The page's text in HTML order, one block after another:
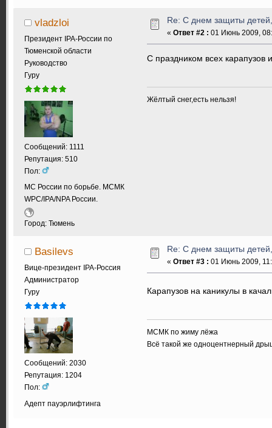
vladzloi
Президент IPA-России по
Тюменской области
Руководство
Гуру
Сообщений: 1111
Репутация: 510
Пол:
МС России по борьбе. МСМК
WPC/IPA/NPA России.
Город: Тюмень
Re: С днем защиты
« Ответ #2 : 01 Июнь 2009,
С праздником всех карапузов
Жёлтый снег,есть нельзя!
Basilevs
Вице-президент IPA-Россия
Администратор
Гуру
Сообщений: 2030
Репутация: 1204
Пол:
Адепт пауэрлифтинга
Re: С днем защиты
« Ответ #3 : 01 Июнь 2009,
Карапузов на каникулы в
МСМК по жиму лёжа
Всё такой же одноцентнерный